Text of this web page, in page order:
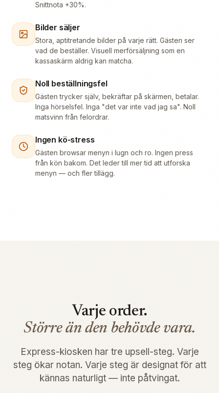
Snittnota +30%.
Bilder säljer
Stora, aptitretande bilder på varje rätt. Gästen ser
vad de beställer. Visuell merförsäljning som en
kassaskärm aldrig kan matcha.
Noll beställningsfel
Gästen trycker själv, bekräftar på skärmen, betalar.
Inga hörselsfel. Inga "det var inte vad jag sa". Noll
matsvinn från felordrar.
Ingen kö-stress
Gästen browsar menyn i lugn och ro. Ingen press
från kön bakom. Det leder till mer tid att utforska
menyn — och fler tillägg.
Varje order.
Större än den behövde vara.
Express-kiosken har tre upsell-steg. Varje
steg ökar notan. Varje steg är designat för att
kännas naturligt — inte påtvingat.